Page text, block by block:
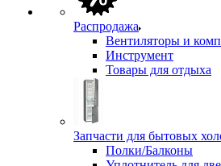
Распродажа
Вентиляторы и
Инструмент
Товары для отдыха
Запчасти для бытовых
Полки/Балконы